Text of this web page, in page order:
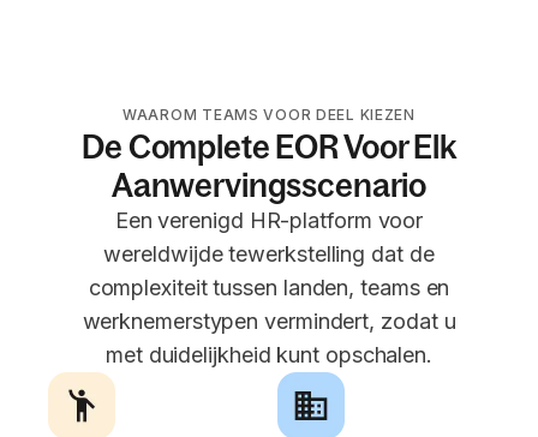
WAAROM TEAMS VOOR DEEL KIEZEN
De Complete EOR Voor Elk
Aanwervingsscenario
Een verenigd HR-platform voor
wereldwijde tewerkstelling dat de
complexiteit tussen landen, teams en
werknemerstypen vermindert, zodat u
met duidelijkheid kunt opschalen.